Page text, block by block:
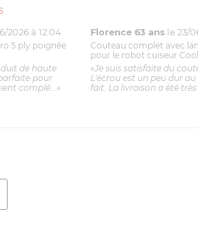
2026 à 12:04
5 ply poignée
de haute
pour
complé...»
Florence 63 ans le 23/
Couteau complet avec
pour le robot cuiseur
«Je suis satisfaite du
L'écrou est un peu dur
fait. La livraison a été très